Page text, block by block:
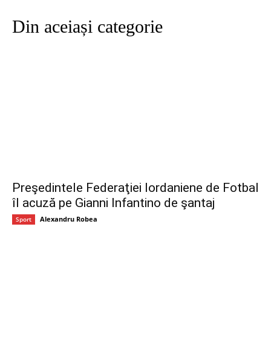
Din aceiași categorie
Preşedintele Federaţiei Iordaniene de Fotbal
îl acuză pe Gianni Infantino de şantaj
Sport Alexandru Robea